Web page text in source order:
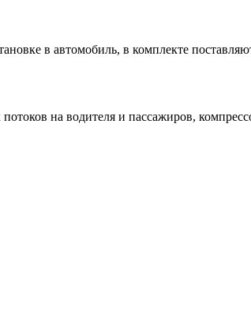
в автомобиль, в комплекте
на водителя и пассажиров,